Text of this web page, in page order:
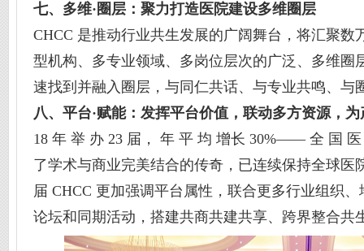
七、多维·圈层：聚力打造医院建设多维圈层
CHCC 是推动行业共生发展的广阔舞台，将汇聚数
型机构、多专业领域、多岗位层次的广泛、多维圈
速找到并融入圈层，与同仁共话、与专业共鸣、与
八、平台·赋能：发挥平台价值，联动多方资源，
18 年 举 办 23 届， 年 平 均 增长 30%—— 全 国
了学术与商业完美结合的传奇，已连续保持全球医
届 CHCC 更加强调平台属性，联合更多行业组织
论坛和同期活动，搭建共商共建共享、跨界整合共